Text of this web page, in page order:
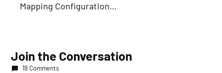
Mapping Configuration…
Join the Conversation
19 Comments